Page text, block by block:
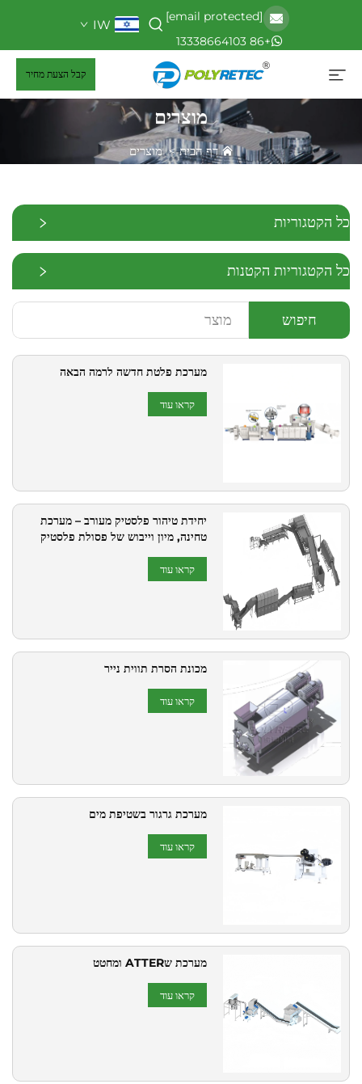
[email protected]
+86 13338664103
IW
קבל הצעת מחיר
מוצרים
דף הבית>מוצרים
כל הקטגוריות
כל הקטגוריות הקטנות
חיפוש
מערכת פלטת חדשה לרמה הבאה
קראו עוד
יחידת טיהור פלסטיק מעורב – מערכת
טחינה, מיון וייבוש של פסולת פלסטיק
קראו עוד
מכונת הסרת תווית נייר
קראו עוד
מערכת גרגור בשטיפת מים
קראו עוד
מערכת שATTER ומחטט
קראו עוד